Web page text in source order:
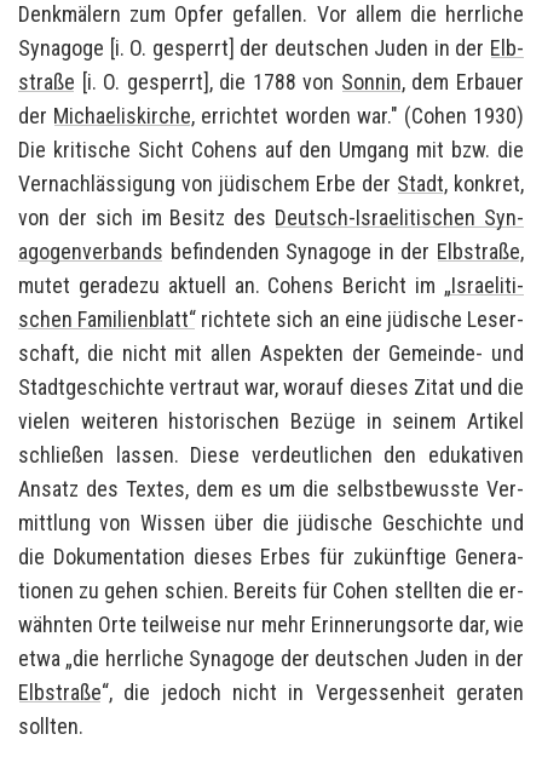
Denk­mä­lern zum Opfer ge­fal­len. Vor allem die herr­li­che
Syn­ago­ge [i. O. ge­sperrt] der deut­schen Juden in der Elb­
stra­ße [i. O. ge­sperrt], die 1788 von Son­nin, dem Er­bau­er
der Mi­chae­lis­kir­che, er­rich­tet wor­den war." (Cohen 1930)
Die kri­ti­sche Sicht Co­hens auf den Um­gang mit bzw. die
Ver­nach­läs­si­gung von jü­di­schem Erbe der Stadt, kon­kret,
von der sich im Be­sitz des Deutsch-​Israelitischen Syn­
ago­gen­ver­bands be­fin­den­den Syn­ago­ge in der Elb­stra­ße,
mutet ge­ra­de­zu ak­tu­ell an. Co­hens Be­richt im „Is­rae­li­ti­
schen Fa­mi­li­en­blatt“ rich­te­te sich an eine jü­di­sche Le­ser­
schaft, die nicht mit allen Aspek­ten der Gemeinde-​ und
Stadt­ge­schich­te ver­traut war, wor­auf die­ses Zitat und die
vie­len wei­te­ren his­to­ri­schen Be­zü­ge in sei­nem Ar­ti­kel
schlie­ßen las­sen. Diese ver­deut­li­chen den edu­ka­ti­ven
An­satz des Tex­tes, dem es um die selbst­be­wuss­te Ver­
mitt­lung von Wis­sen über die jü­di­sche Ge­schich­te und
die Do­ku­men­ta­ti­on die­ses Erbes für zu­künf­ti­ge Ge­nera­
tio­nen zu gehen schien. Be­reits für Cohen stell­ten die er­
wähn­ten Orte teil­wei­se nur mehr Er­in­ne­rungs­or­te dar, wie
etwa „die herr­li­che Syn­ago­ge der deut­schen Juden in der
Elb­stra­ße“, die je­doch nicht in Ver­ges­sen­heit ge­ra­ten
soll­ten.